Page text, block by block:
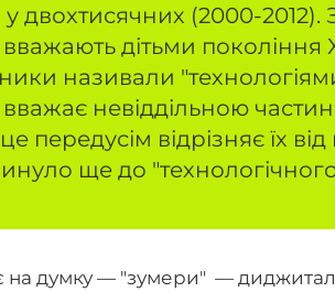
двохтисячних (2000-
дітьми покоління
називали
вважає невіддільною
передусім відрізняє їх
ще до
думку — "зумери" —